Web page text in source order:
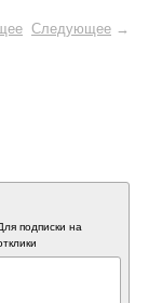
Следующее →
подписки на